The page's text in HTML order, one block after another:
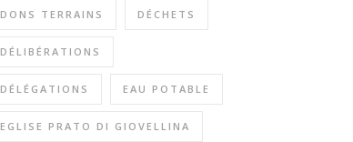
DONS TERRAINS DÉCHETS
DÉLIBÉRATIONS
DÉLÉGATIONS EAU POTABLE
EGLISE PRATO DI GIOVELLINA